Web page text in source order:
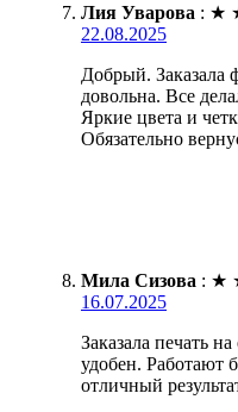
Лия Уварова : ★
22.08.2025
Добрый. Заказала
довольна. Все
Яркие цвета и
Обязательно
Мила Сизова : ★
16.07.2025
Заказала печать
удобен. Работают
отличный